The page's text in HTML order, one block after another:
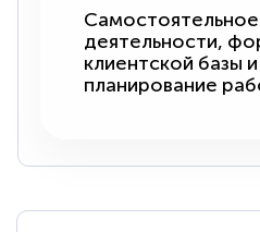
деятельности,
клиентской базы
планирование